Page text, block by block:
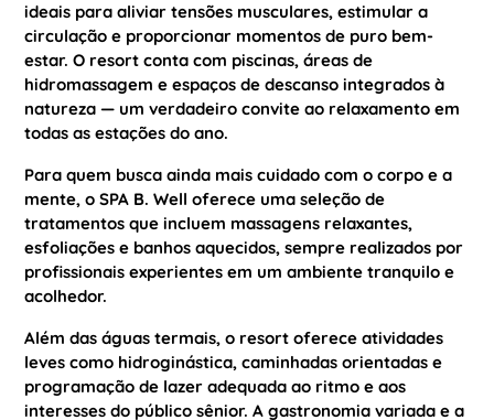
ideais para aliviar tensões musculares, estimular a
circulação e proporcionar momentos de puro bem-
estar. O resort conta com piscinas, áreas de
hidromassagem e espaços de descanso integrados à
natureza — um verdadeiro convite ao relaxamento em
todas as estações do ano.
Para quem busca ainda mais cuidado com o corpo e a
mente, o SPA B. Well oferece uma seleção de
tratamentos que incluem massagens relaxantes,
esfoliações e banhos aquecidos, sempre realizados por
profissionais experientes em um ambiente tranquilo e
acolhedor.
Além das águas termais, o resort oferece atividades
leves como hidroginástica, caminhadas orientadas e
programação de lazer adequada ao ritmo e aos
interesses do público sênior. A gastronomia variada e a